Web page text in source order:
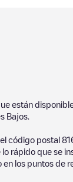
están
Bajos
código postal
rápido que se
los puntos de